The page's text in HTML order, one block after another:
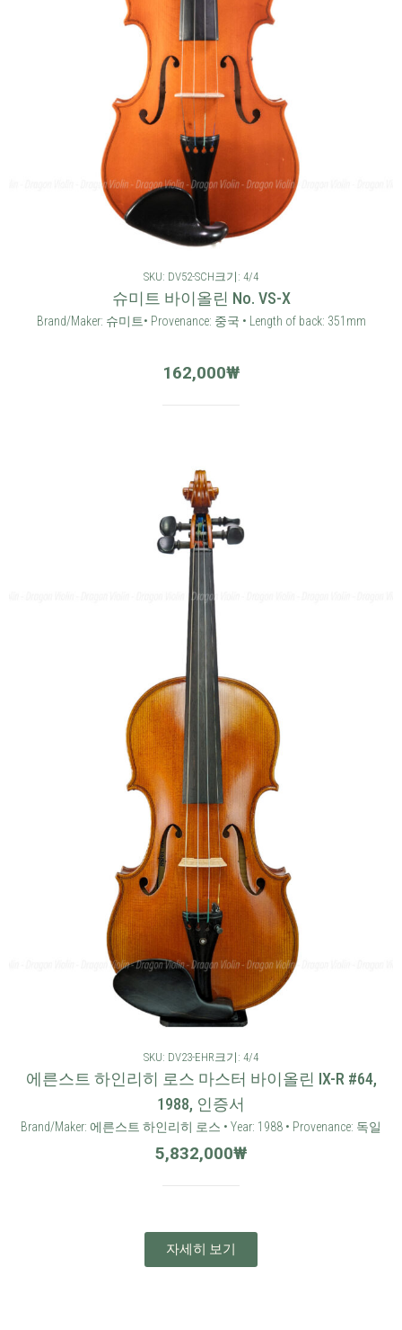
SKU: DV52-SCH크기: 4/4
슈미트 바이올린 No. VS-X
Brand/Maker: 슈미트• Provenance: 중국 • Length of back: 351mm
162,000₩
SKU: DV23-EHR크기: 4/4
에른스트 하인리히 로스 마스터 바이올린 IX-R #64,
1988, 인증서
Brand/Maker: 에른스트 하인리히 로스 • Year: 1988 • Provenance: 독일
5,832,000₩
자세히 보기